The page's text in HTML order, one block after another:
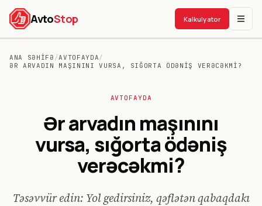
AvtoStop Kalkulyator
ANA SƏHIFƏ /AVTOFAYDA/
ƏR ARVADIN MAŞININI VURSA, SIĞORTA ÖDƏNIŞ VERƏCƏKMI?
AVTOFAYDA
Ər arvadın maşınını
vursa, sığorta ödəniş
verəcəkmi?
Təsəvvür edin: Yol gedirsiniz, qəflətən qabaqdakı